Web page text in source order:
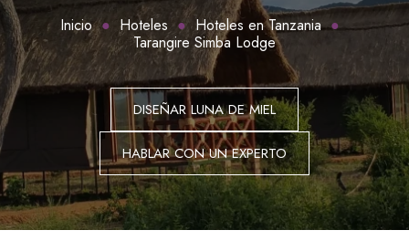
Inicio Hoteles
Hoteles en Tanzania
Tarangire Simba Lodge
DISEÑAR LUNA DE MIEL
HABLAR CON UN EXPERTO